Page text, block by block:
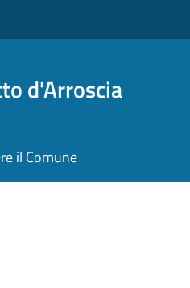
d'Arroscia
il Comune